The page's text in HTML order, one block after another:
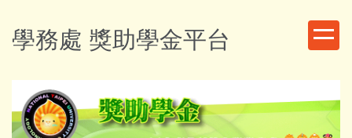
到
主
區
學務處 獎助學金平台